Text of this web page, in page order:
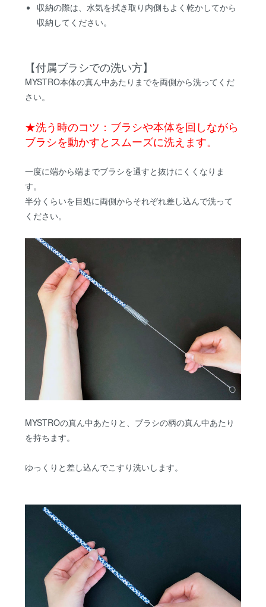
収納の際は、水気を拭き取り内側もよく乾かしてから
収納してください。
【付属ブラシでの洗い方】
MYSTRO本体の真ん中あたりまでを両側から洗ってくだ
さい。
★洗う時のコツ：ブラシや本体を回しながら
ブラシを動かすとスムーズに洗えます。
一度に端から端までブラシを通すと抜けにくくなりま
す。
半分くらいを目処に両側からそれぞれ差し込んで洗って
ください。
MYSTROの真ん中あたりと、ブラシの柄の真ん中あたり
を持ちます。
ゆっくりと差し込んでこすり洗いします。